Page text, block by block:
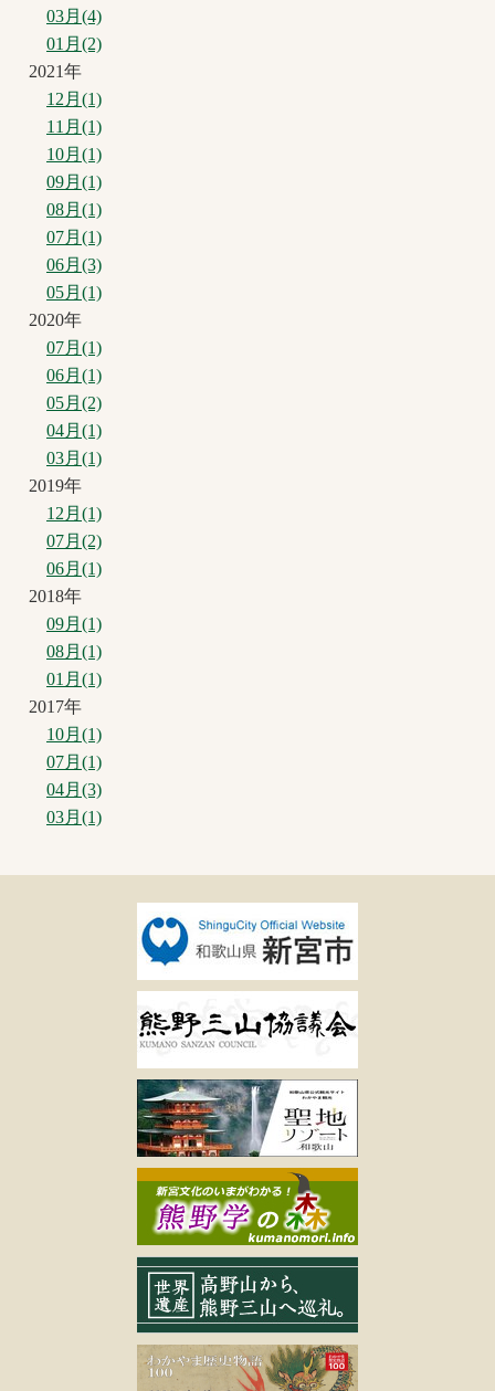
03月(4)
01月(2)
2021年
12月(1)
11月(1)
10月(1)
09月(1)
08月(1)
07月(1)
06月(3)
05月(1)
2020年
07月(1)
06月(1)
05月(2)
04月(1)
03月(1)
2019年
12月(1)
07月(2)
06月(1)
2018年
09月(1)
08月(1)
01月(1)
2017年
10月(1)
07月(1)
04月(3)
03月(1)